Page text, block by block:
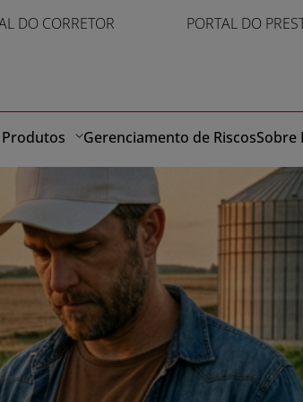
com
DO CORRETOR PORTAL DO
Produtos Gerenciamento de RiscosSobre